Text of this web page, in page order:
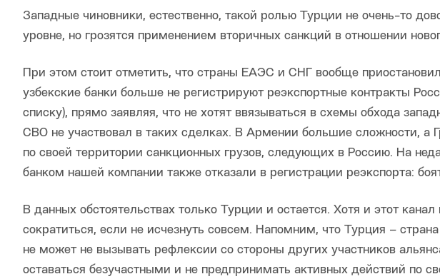
Западные чиновники, естественно, такой ролью Турции не очень-то
уровне, но грозятся применением вторичных санкций в отношении
При этом стоит отметить, что страны ЕАЭС и СНГ вообще
узбекские банки больше не регистрируют реэкспортные контракты
списку), прямо заявляя, что не хотят ввязываться в схемы обхода
СВО не участвовал в таких сделках. В Армении большие сложности, а
по своей территории санкционных грузов, следующих в Россию. На
банком нашей компании также отказали в регистрации реэкспорта:
В данных обстоятельствах только Турции и остается. Хотя и этот
сократиться, если не исчезнуть совсем. Напомним, что Турция –
не может не вызывать рефлексии со стороны других участников
оставаться безучастными и не предпринимать активных действий по